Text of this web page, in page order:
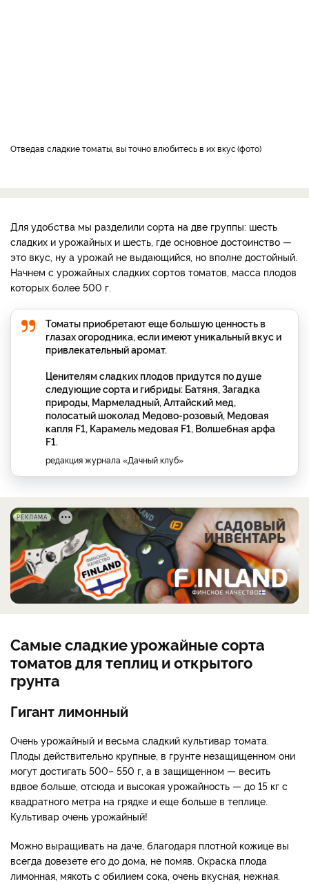
Отведав сладкие томаты, вы точно влюбитесь в их вкус фото
Для удобства мы разделили сорта на две группы: шесть
сладких и урожайных и шесть, где основное достоинство —
это вкус, ну а урожай не выдающийся, но вполне достойный.
Начнем с урожайных сладких сортов томатов, масса плодов
которых более 500 г.
Томаты приобретают еще большую ценность в
глазах огородника, если имеют уникальный вкус и
привлекательный аромат.
Ценителям сладких плодов придутся по душе
следующие сорта и гибриды: Батяня, Загадка
природы, Мармеладный, Алтайский мед,
полосатый шоколад Медово-розовый, Медовая
капля F1, Карамель медовая F1, Волшебная арфа
F1.
редакция журнала «Дачный клуб»
РЕКЛАМА
Самые сладкие урожайные сорта
томатов для теплиц и открытого
грунта
Гигант лимонный
Очень урожайный и весьма сладкий культивар томата.
Плоды действительно крупные, в грунте незащищенном они
могут достигать 500– 550 г, а в защищенном — весить
вдвое больше, отсюда и высокая урожайность — до 15 кг с
квадратного метра на грядке и еще больше в теплице.
Культивар очень урожайный!
Можно выращивать на даче, благодаря плотной кожице вы
всегда довезете его до дома, не помяв. Окраска плода
лимонная, мякоть с обилием сока, очень вкусная, нежная.